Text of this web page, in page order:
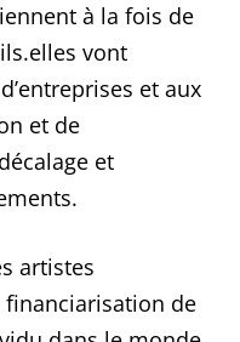
à la fois de
vont
et aux
et de
et
artistes
de